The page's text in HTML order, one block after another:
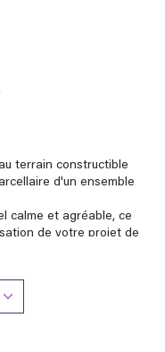
terrain constructible
d'un ensemble
calme et agréable, ce
de votre projet de
des réseaux (eau,
l'égout) se trouvent en